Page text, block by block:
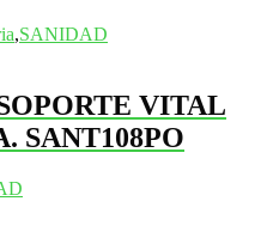
,SANIDAD
VITAL
SANT108PO